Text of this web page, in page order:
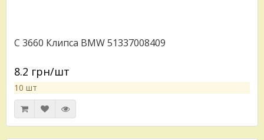
C 3660 Клипса BMW 51337008409
8.2 грн/шт
10 шт